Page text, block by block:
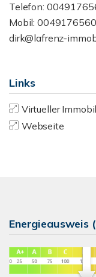
Telefon:
Mobil:
dirk@lafrenz-
Links
Virtueller
Webseite
Energieausweis